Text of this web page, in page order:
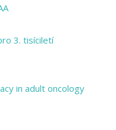
3. tisíciletí
in adult oncology